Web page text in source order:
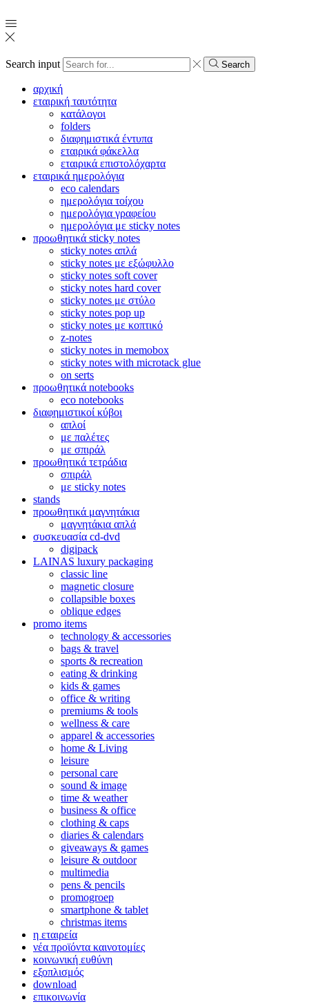
Search input Search
αρχική
εταιρική ταυτότητα
κατάλογοι
folders
διαφημιστικά έντυπα
εταιρικά φάκελλα
εταιρικά επιστολόχαρτα
εταιρικά ημερολόγια
eco calendars
ημερολόγια τοίχου
ημερολόγια γραφείου
ημερολόγια με sticky notes
προωθητικά sticky notes
sticky notes απλά
sticky notes με εξώφυλλο
sticky notes soft cover
sticky notes hard cover
sticky notes με στύλο
sticky notes pop up
sticky notes με κοπτικό
z-notes
sticky notes in memobox
sticky notes with microtack glue
on serts
προωθητικά notebooks
eco notebooks
διαφημιστικοί κύβοι
απλοί
με παλέτες
με σπιράλ
προωθητικά τετράδια
σπιράλ
με sticky notes
stands
προωθητικά μαγνητάκια
μαγνητάκια απλά
συσκευασία cd-dvd
digipack
LAINAS luxury packaging
classic line
magnetic closure
collapsible boxes
oblique edges
promo items
technology & accessories
bags & travel
sports & recreation
eating & drinking
kids & games
office & writing
premiums & tools
wellness & care
apparel & accessories
home & Living
leisure
personal care
sound & image
time & weather
business & office
clothing & caps
diaries & calendars
giveaways & games
leisure & outdoor
multimedia
pens & pencils
promogroep
smartphone & tablet
christmas items
η εταιρεία
νέα προϊόντα καινοτομίες
κοινωνική ευθύνη
εξοπλισμός
download
επικοινωνία